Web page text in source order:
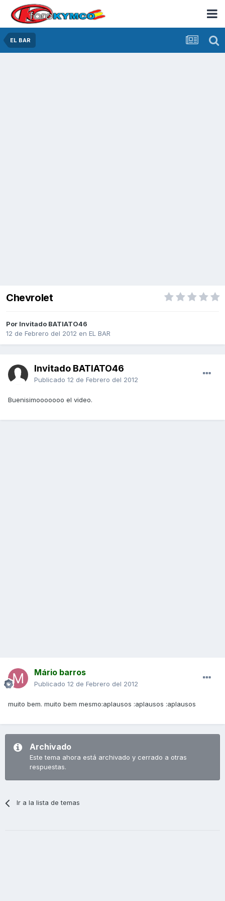
EL BAR
Chevrolet
Por Invitado BATIATO46
12 de Febrero del 2012 en EL BAR
Invitado BATIATO46
Publicado 12 de Febrero del 2012
Buenisimooooooo el video.
Mário barros
Publicado 12 de Febrero del 2012
muito bem. muito bem mesmo:aplausos :aplausos :aplausos
Archivado
Este tema ahora está archivado y cerrado a otras
respuestas.
Ir a la lista de temas